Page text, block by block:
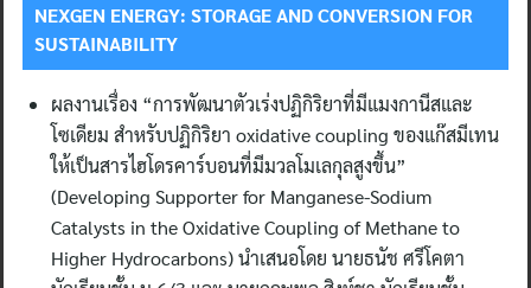
NEXGEN ENERGY: STORAGE AND CONVERSION FOR
SUSTAINABILITY
ผลงานเรื่อง “การพัฒนาตัวเร่งปฏิกิริยาที่มีแมงกานีสและ
โซเดียม สำหรับปฏิกิริยา oxidative coupling ของแก๊สมีเทน
ให้เป็นสารไฮโดรคาร์บอนที่มีมวลโมเลกุลสูงขึ้น”
(Developing Supporter for Manganese-Sodium
Catalysts in the Oxidative Coupling of Methane to
Higher Hydrocarbons) นำเสนอโดย นายธนัช ศรีโคตา